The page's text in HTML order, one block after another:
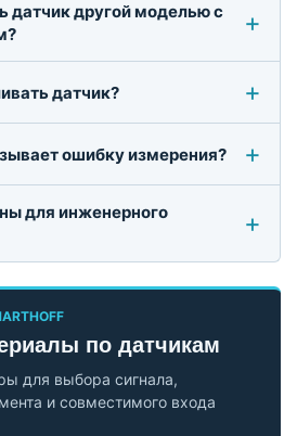
датчик другой моделью с
датчик?
ошибку измерения?
для инженерного
по датчикам
для выбора сигнала,
и совместимого входа